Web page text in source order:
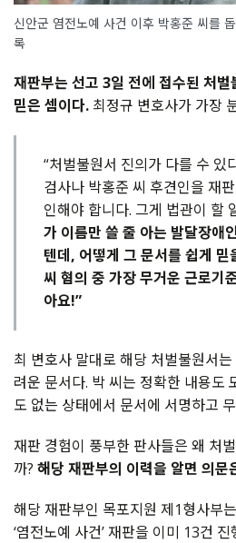
신안군 염전노예 사건 이후 박홍준 씨를
록
재판부는 선고 3일 전에 접수된 처
믿은 셈이다. 최정규 변호사가 가장
“처벌불원서 진의가 다를 수 있
검사나 박홍준 씨 후견인을 재
인해야 합니다. 그게 법관이 할
가 이름만 쓸 줄 아는 발달장애
텐데, 어떻게 그 문서를 쉽게
씨 혐의 중 가장 무거운 근로기
아요!”
최 변호사 말대로 해당 처벌불원서
려운 문서다. 박 씨는 정확한 내용도
도 없는 상태에서 문서에 서명하고
재판 경험이 풍부한 판사들은 왜 처
까? 해당 재판부의 이력을 알면 의문
해당 재판부인 목포지원 제1형사부
‘염전노예 사건’ 재판을 이미 13건 진